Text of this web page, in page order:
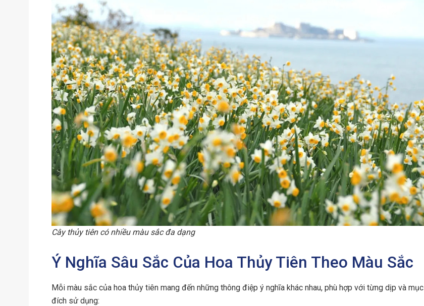
Cây thủy tiên có nhiều màu sắc đa dạng
Ý Nghĩa Sâu Sắc Của Hoa Thủy Tiên Theo Màu Sắc
Mỗi màu sắc của hoa thủy tiên mang đến những thông điệp ý nghĩa khác nhau, phù hợp với từng dịp và mục
đích sử dụng: